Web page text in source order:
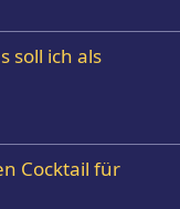
soll ich als
Cocktail für